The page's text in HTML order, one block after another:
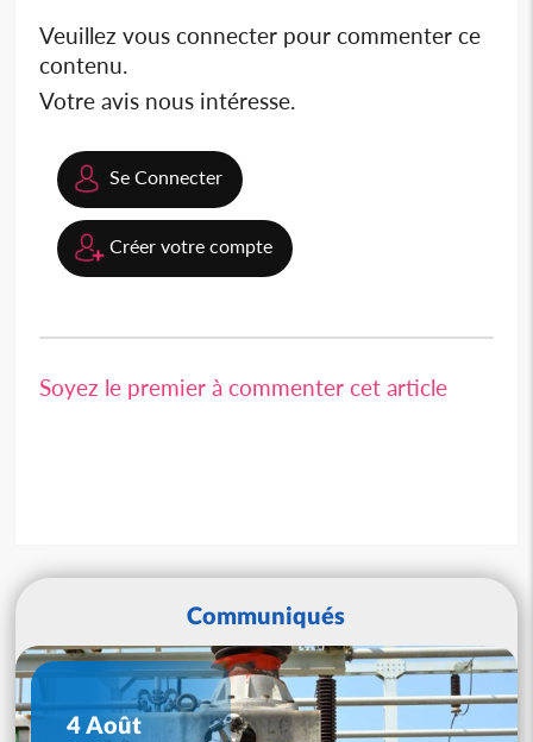
Veuillez vous connecter pour commenter ce
contenu.
Votre avis nous intéresse.
Se Connecter
Créer votre compte
Soyez le premier à commenter cet article
Communiqués
4 Août